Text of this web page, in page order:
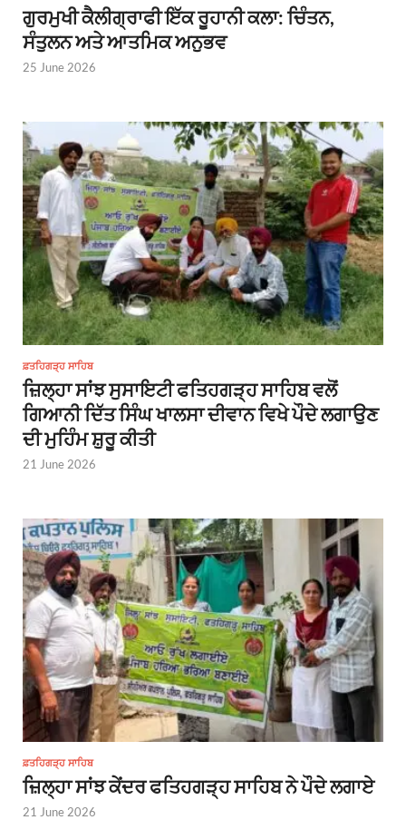
ਗੁਰਮੁਖੀ ਕੈਲੀਗ੍ਰਾਫੀ ਇੱਕ ਰੂਹਾਨੀ ਕਲਾ: ਚਿੰਤਨ,
ਸੰਤੁਲਨ ਅਤੇ ਆਤਮਿਕ ਅਨੁਭਵ
25 June 2026
ਫ਼ਤਹਿਗੜ੍ਹ ਸਾਹਿਬ
ਜ਼ਿਲ੍ਹਾ ਸਾਂਝ ਸੁਸਾਇਟੀ ਫਤਿਹਗੜ੍ਹ ਸਾਹਿਬ ਵਲੋਂ
ਗਿਆਨੀ ਦਿੱਤ ਸਿੰਘ ਖਾਲਸਾ ਦੀਵਾਨ ਵਿਖੇ ਪੌਦੇ ਲਗਾਉਣ
ਦੀ ਮੁਹਿੰਮ ਸ਼ੁਰੂ ਕੀਤੀ
21 June 2026
ਫ਼ਤਹਿਗੜ੍ਹ ਸਾਹਿਬ
ਜ਼ਿਲ੍ਹਾ ਸਾਂਝ ਕੇਂਦਰ ਫਤਿਹਗੜ੍ਹ ਸਾਹਿਬ ਨੇ ਪੌਦੇ ਲਗਾਏ
21 June 2026